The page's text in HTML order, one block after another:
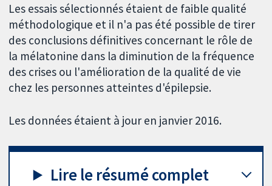
Les essais sélectionnés étaient de faible qualité
méthodologique et il n'a pas été possible de tirer
des conclusions définitives concernant le rôle de
la mélatonine dans la diminution de la fréquence
des crises ou l'amélioration de la qualité de vie
chez les personnes atteintes d'épilepsie.
Les données étaient à jour en janvier 2016.
Lire le résumé complet